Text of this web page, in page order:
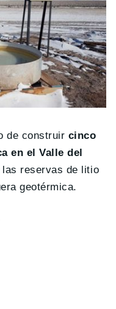
de construir cinco
en el Valle del
las reservas de litio
geotérmica.